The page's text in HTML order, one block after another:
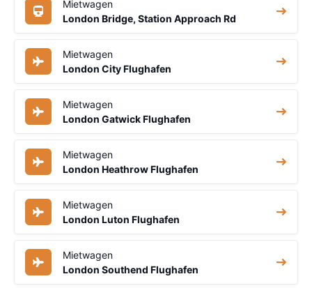
Mietwagen
London Bridge, Station Approach Rd
Mietwagen
London City Flughafen
Mietwagen
London Gatwick Flughafen
Mietwagen
London Heathrow Flughafen
Mietwagen
London Luton Flughafen
Mietwagen
London Southend Flughafen